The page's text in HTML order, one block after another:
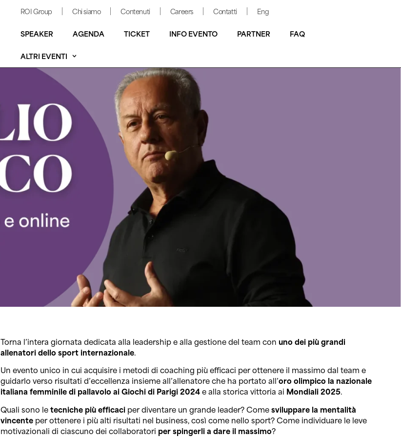
ROI Group Chi siamo Contenuti Careers Contatti Eng
SPEAKER AGENDA TICKET INFO EVENTO PARTNER
FAQ
ALTRI EVENTI
Torna l’intera giornata dedicata alla leadership e alla gestione del team con uno dei più grandi
allenatori dello sport internazionale.
Un evento unico in cui acquisire i metodi di coaching più efficaci per ottenere il massimo dal team e
guidarlo verso risultati d’eccellenza insieme all’allenatore che ha portato all’oro olimpico la nazionale
italiana femminile di pallavolo ai Giochi di Parigi 2024e alla storica vittoria ai Mondiali 2025.
Quali sono letecniche più efficaciper diventare un grande leader? Comesviluppare la mentalità
vincenteper ottenere i più alti risultati nel business, così come nello sport? Come individuare le leve
motivazionali di ciascuno dei collaboratori per spingerli a dare il massimo?